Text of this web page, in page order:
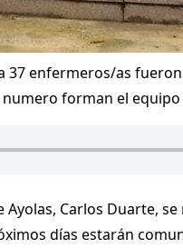
37 enfermeros/as
forman el equipo
Carlos Duarte,
días estarán